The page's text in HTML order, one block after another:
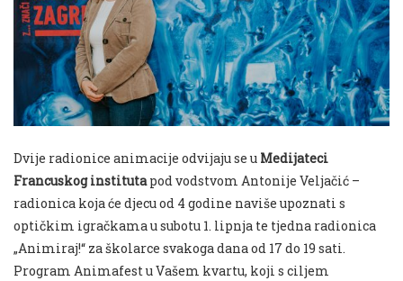
Dvije radionice animacije odvijaju se u Medijateci
Francuskog institutapod vodstvom Antonije Veljačić –
radionica koja će djecu od 4 godine naviše upoznati s
optičkim igračkama u subotu 1. lipnja te tjedna radionica
„Animiraj!“ za školarce svakoga dana od 17 do 19 sati.
Program Animafest u Vašem kvartu, koji s ciljem